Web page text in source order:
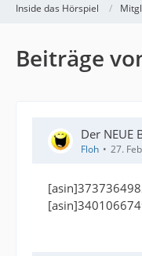
Inside das Hörspiel
Beiträge
Der NEUE
Floh 27.